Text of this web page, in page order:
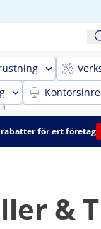
för ert företag
&